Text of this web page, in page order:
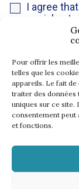
Pour offrir les
telles que les
appareils. Le fait
traiter des données
uniques sur ce site.
consentement peut
et fonctions.
I agree
social
I agree
limit.